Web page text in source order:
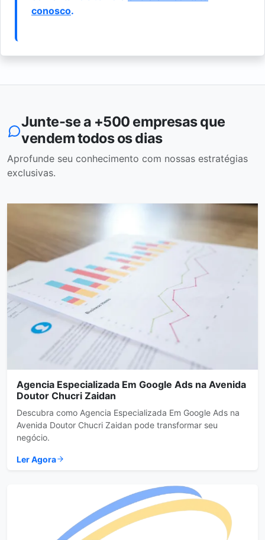
conosco.
Junte-se a +500 empresas que
vendem todos os dias
Aprofunde seu conhecimento com nossas estratégias
exclusivas.
Agencia Especializada Em Google Ads na Avenida
Doutor Chucri Zaidan
Descubra como Agencia Especializada Em Google Ads na
Avenida Doutor Chucri Zaidan pode transformar seu
negócio.
Ler Agora